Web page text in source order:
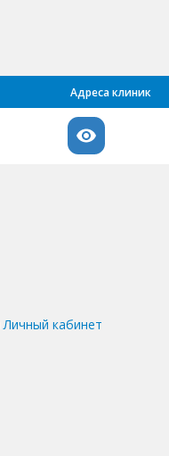
Адреса клиник
Личный кабинет